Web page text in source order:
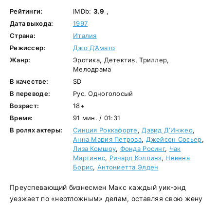
Рейтинги: IMDb: 3.9 ,
Дата выхода:
1997
Страна:
Италия
Режиссер:
Джо Д’Амато
Жанр:
Эротика, Детектив, Триллер,
Мелодрама
В качестве:
SD
В переводе:
Рус. Одноголосый
Возраст:
18+
Время:
91 мин. / 01:31
В ролях актеры:
Синция Роккафорте, Дэвид Д’Инжео,
Анна Мария Петрова, Джейсон Сосьер,
Лиза Комшоу, Фонда Росинг, Чак
Мартинес, Ричард Коллинз, Невена
Борис, Антониетта Элден
Преуспевающий бизнесмен Макс каждый уик-энд
уезжает по «неотложным» делам, оставляя свою жену